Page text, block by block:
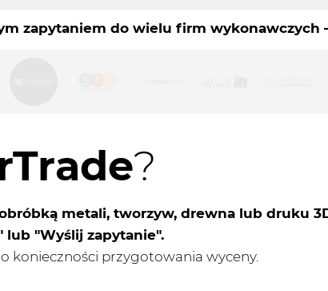
?
metali, tworzyw, drewna lub druku
"Wyślij zapytanie".
konieczności przygotowania wyceny.